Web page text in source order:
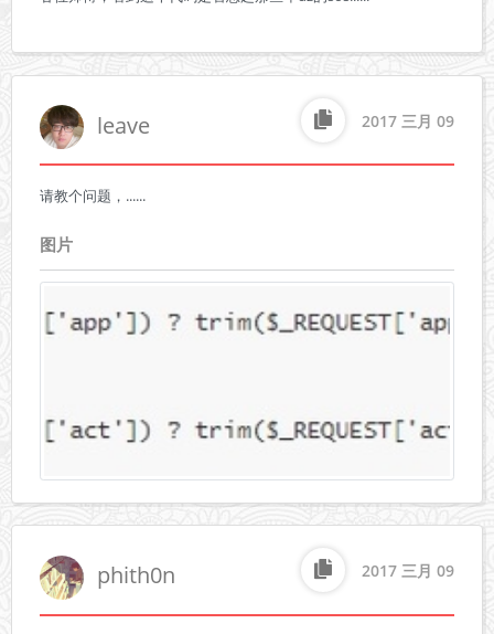
leave 2017 三月 09
请教个问题，......
图片
phith0n 2017 三月 09